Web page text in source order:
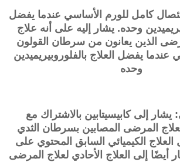
كامل للورم الأساسي عندما يفضل
وحده. يشار إليه على أنه علاج
الذين يعانون من سرطان القولون
عندما يفضل العلاج بالفلوروبيريميدين
وحده
يشار إلىكابيسيتابين بالاشتراك مع
المرضى المصابين بسرطان الثدي
العلاج الكيميائي السابق المحتوي على
أيضًا إلى العلاج الأحادي لعلاج المرضى